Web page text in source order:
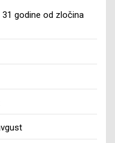
godine od zločina